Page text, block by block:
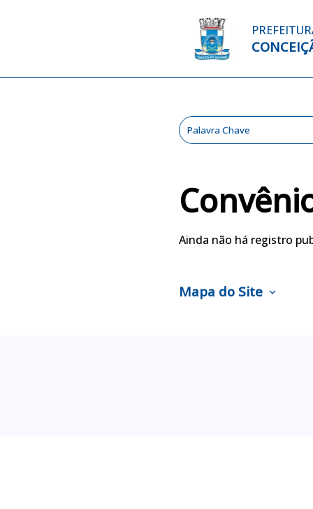
Ainda não há registro
Mapa do Site expand_more